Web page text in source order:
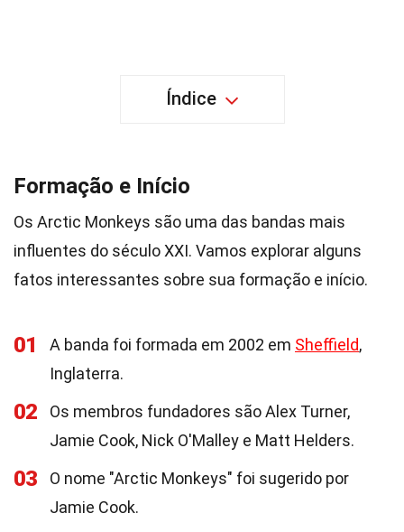
Índice
Formação e Início
Os Arctic Monkeys são uma das bandas mais
influentes do século XXI. Vamos explorar alguns
fatos interessantes sobre sua formação e início.
01 A banda foi formada em 2002 em Sheffield,
Inglaterra.
02
Os membros fundadores são Alex Turner,
Jamie Cook, Nick O'Malley e Matt Helders.
03
O nome "Arctic Monkeys" foi sugerido por
Jamie Cook.